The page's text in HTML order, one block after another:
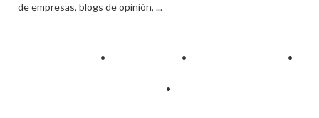
de empresas, blogs de opinión, ...
• • •
•